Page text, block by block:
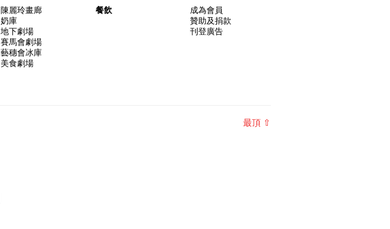
陳麗玲畫廊
奶庫
地下劇場
賽馬會劇場
藝穗會冰庫
美食劇場
餐飲
成為會員
贊助及捐款
刊登廣告
最頂 ⇧